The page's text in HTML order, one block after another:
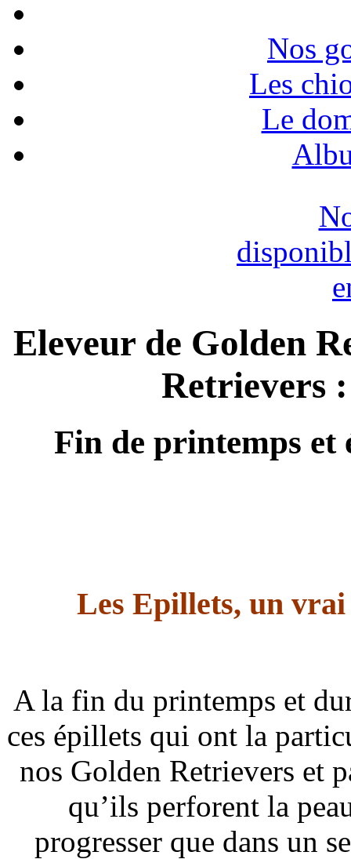
Nos
Les
Le
Eleveur de Golden
Retrievers
Fin de printemps et
Les Epillets, un
A la fin du printemps et
ces épillets qui ont la
nos Golden Retrievers et
qu’ils perforent la
progresser que dans un